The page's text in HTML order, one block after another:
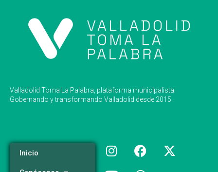
Valladolid Toma La Palabra, plataforma municipalista.
Gobernando y transformando Valladolid desde 2015.
Inicio